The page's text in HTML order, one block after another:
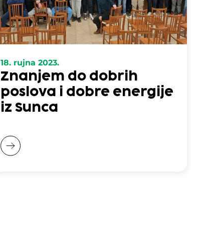
18. rujna 2023.
Znanjem do dobrih
poslova i dobre energije
iz Sunca